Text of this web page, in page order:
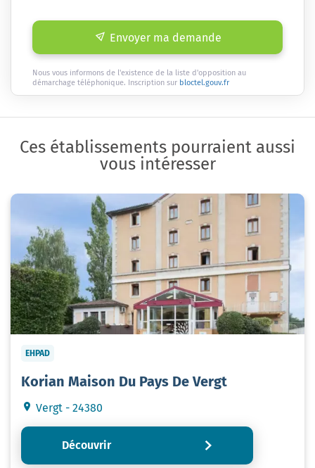
Envoyer ma demande
Nous vous informons de l'existence de la liste d'opposition au
démarchage téléphonique. Inscription sur bloctel.gouv.fr
Ces établissements pourraient aussi
vous intéresser
EHPAD
Korian Maison Du Pays De Vergt
Vergt - 24380
Découvrir